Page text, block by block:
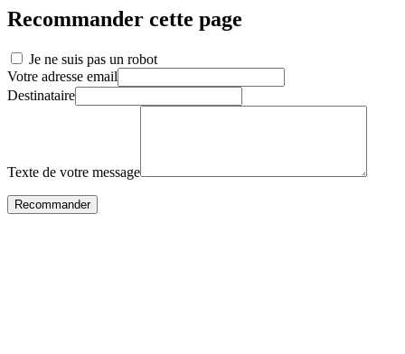
Recommander cette page
Je ne suis pas un robot
Votre adresse email
Destinataire
Texte de votre message